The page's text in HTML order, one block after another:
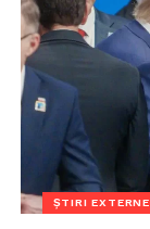
ȘTIRI EXTERNE